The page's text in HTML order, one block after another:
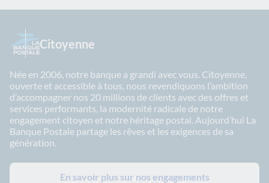
Citoyenne
Née en 2006, notre banque a grandi avec vous. Citoyenne,
ouverte et accessible à tous, nous revendiquons l’ambition
d’accompagner nos 20 millions de clients avec des offres et
services performants, la modernité radicale de notre
engagement citoyen et notre héritage postal. Aujourd’hui La
Banque Postale partage les rêves et les exigences de sa
génération.
En savoir plus sur nos engagements